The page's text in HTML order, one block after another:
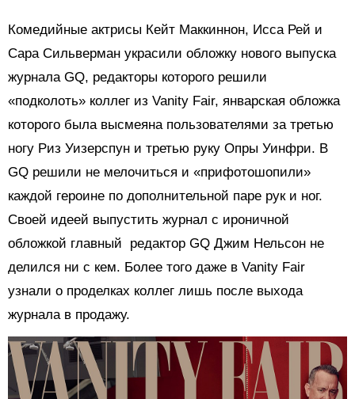
Комедийные актрисы Кейт Маккиннон, Исса Рей и
Сара Сильверман украсили обложку нового выпуска
журнала GQ, редакторы которого решили
«подколоть» коллег из Vanity Fair, январская обложка
которого была высмеяна пользователями за третью
ногу Риз Уизерспун и третью руку Опры Уинфри. В
GQ решили не мелочиться и «прифотошопили»
каждой героине по дополнительной паре рук и ног.
Своей идеей выпустить журнал с ироничной
обложкой главный редактор GQ Джим Нельсон не
делился ни с кем. Более того даже в Vanity Fair
узнали о проделках коллег лишь после выхода
журнала в продажу.